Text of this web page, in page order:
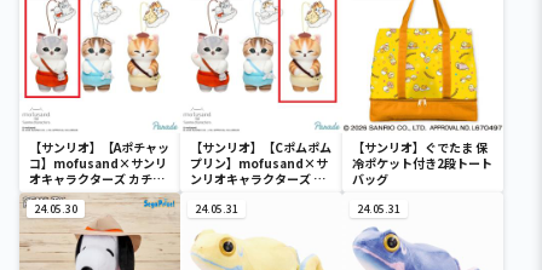
【サンリオ】【Aポチャッ
コ】mofusand×サンリ
オキャラクターズ カチュ
ーシャマスコット②
【サンリオ】【Cポムポム
プリン】mofusand×サ
ンリオキャラクターズ カ
【サンリオ】ぐでたま 保
冷ポケット付き2段トート
バッグ
24.05.30 24.05.31 24.05.31